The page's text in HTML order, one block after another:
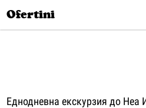
Ofertini
Еднодневна екскурзия до Неа